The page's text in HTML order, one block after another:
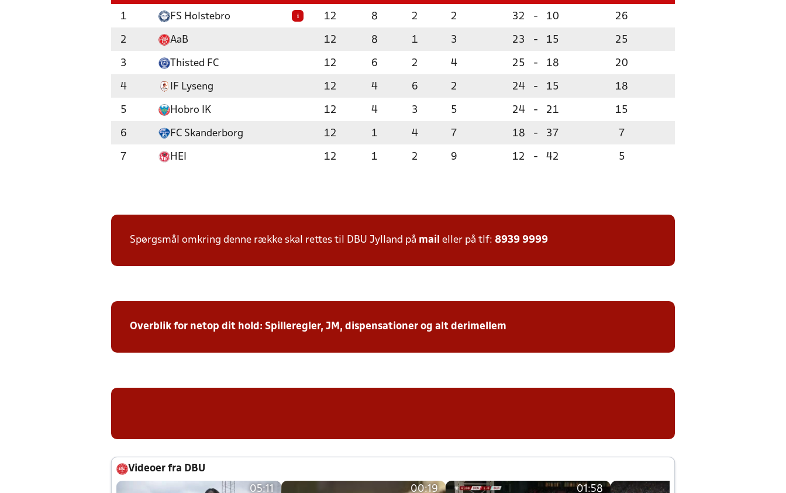
1 FS Holstebro i 12 8 2 2 32 - 10 26
2 AaB 12 8 1 3 23 - 15 25
3 Thisted FC 12 6 2 4 25 - 18 20
4 IF Lyseng 12 4 6 2 24 - 15 18
5 Hobro IK 12 4 3 5 24 - 21 15
6 FC Skanderborg 12 1 4 7 18 - 37 7
7 HEI 12 1 2 9 12 - 42 5
Spørgsmål omkring denne række skal rettes til DBU Jylland på mail eller på tlf: 8939 9999
Overblik for netop dit hold: Spilleregler, JM, dispensationer og alt derimellem
Videoer fra DBU
05:11 00:19 01:58